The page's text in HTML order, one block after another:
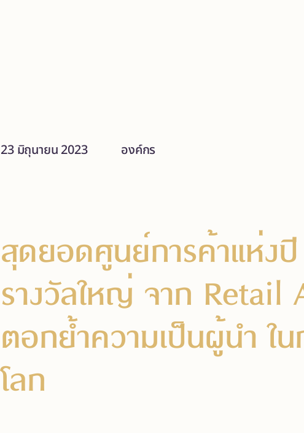
23 มิถุนายน 2023 องค์กร
สุดยอดศูนย์การค้าแห่ง
รางวัลใหญ่ จาก Retail
ตอกย้ำความเป็นผู้นำ ใ
โลก